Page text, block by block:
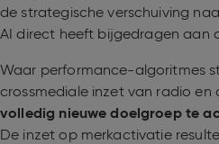
de strategische verschuiving
AI direct heeft bijgedragen aan
Waar performance-algoritmes
crossmediale inzet van radio en
volledig nieuwe doelgroep te
De inzet op merkactivatie